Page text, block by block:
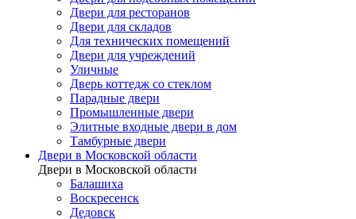
Двери для ресторанов
Двери для складов
Для технических помещений
Двери для учреждений
Уличные
Дверь коттедж со стеклом
Парадные двери
Промышленные двери
Элитные входные двери в дом
Тамбурные двери
Двери в Московской области
Двери в Московской области
Балашиха
Воскресенск
Дедовск